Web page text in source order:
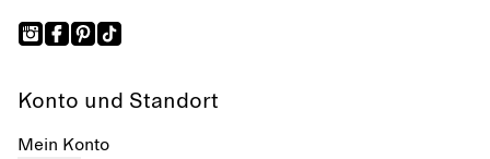
Konto und Standort
Mein Konto